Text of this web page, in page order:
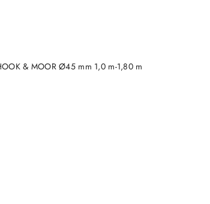
& MOOR Ø45 mm 1,0 m-1,80 m